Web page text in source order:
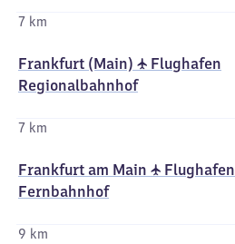
7 km
Frankfurt (Main) ✈ Flughafen
Regionalbahnhof
7 km
Frankfurt am Main ✈ Flughafen
Fernbahnhof
9 km